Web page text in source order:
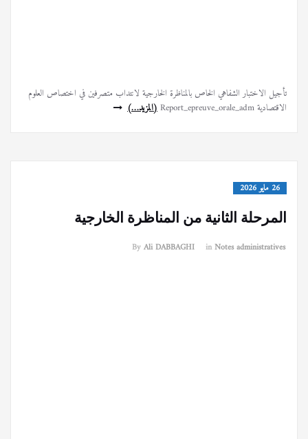
تأجيل الاختبار الشفاهي الخاص بالمناظرة الخارجية لانتداب متصرفين في اختصاص العلوم
الاقتصادية Report_epreuve_orale_adm (المزيد…)
26 مايو 2026
المرحلة الثانية من المناظرة الخارجية
ByAli DABBAGHI inNotes administratives